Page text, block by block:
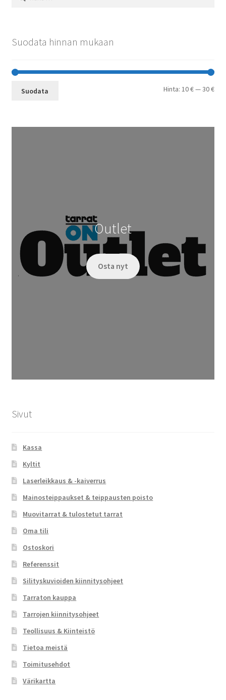
Suodata hinnan mukaan
Suodata Hinta:10 €—30 €
Outlet
Osta nyt
Sivut
Kassa
Kyltit
Laserleikkaus & -kaiverrus
Mainosteippaukset & teippausten poisto
Muovitarrat & tulostetut tarrat
Oma tili
Ostoskori
Referenssit
Silityskuvioiden kiinnitysohjeet
Tarraton kauppa
Tarrojen kiinnitysohjeet
Teollisuus & Kiinteistö
Tietoa meistä
Toimitusehdot
Värikartta